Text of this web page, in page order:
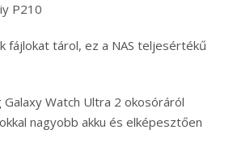
P210
fájlokat tárol, ez a NAS teljesértékű
Galaxy Watch Ultra 2 okosóráról
nagyobb akku és elképesztően